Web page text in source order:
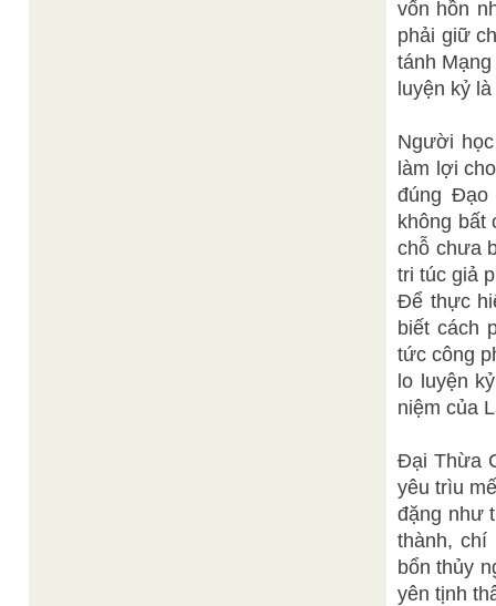
vốn hồn
phải giữ
tánh
luyện kỷ
Người
làm lợi
đúng
không bất
chỗ chưa
tri túc giả
Để thực
biết cách
tức công
lo luyện
niệm của
Đại Thừa
yêu trìu
đặng như
thành, chí
bổn thủy
yên tịnh